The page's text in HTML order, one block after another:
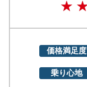
価格満足度
乗り心地